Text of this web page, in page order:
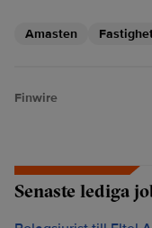
Amasten
Finwire
Senaste lediga